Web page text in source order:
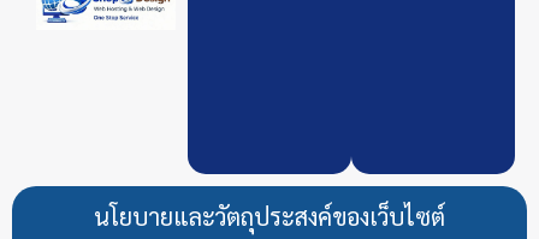
นโยบายและวัตถุประสงค์ของเว็บไซต์